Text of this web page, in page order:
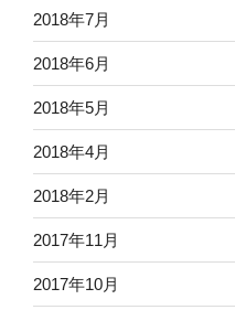
2018年7月
2018年6月
2018年5月
2018年4月
2018年2月
2017年11月
2017年10月